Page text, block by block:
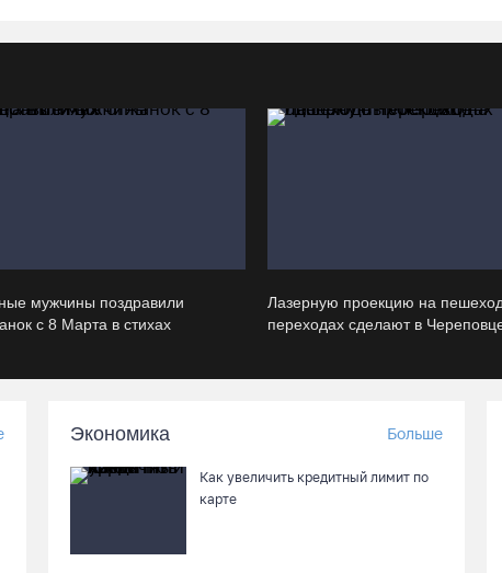
мужчины поздравили
с 8 Марта в стихах
Лазерную проекцию на
переходах сделают в
Экономика Больше
Как увеличить кредитный лимит по
карте